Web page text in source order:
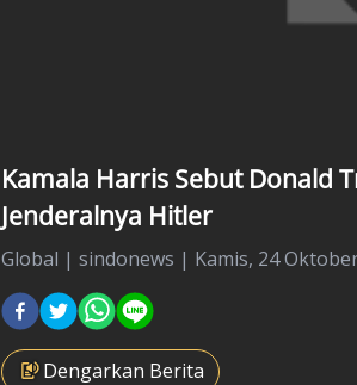
Kamala Harris Sebut Donald
Jenderalnya Hitler
Global | sindonews | Kamis, 24
Dengarkan Berita